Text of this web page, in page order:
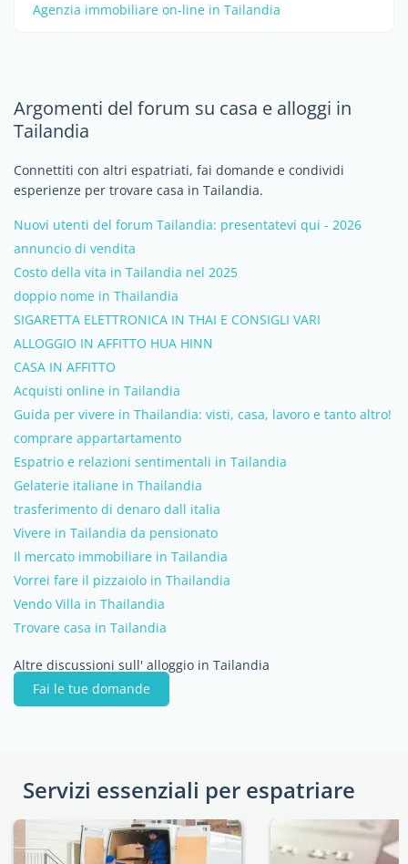
Agenzia immobiliare on-line in Tailandia
Argomenti del forum su casa e alloggi in
Tailandia
Connettiti con altri espatriati, fai domande e condividi
esperienze per trovare casa in Tailandia.
Nuovi utenti del forum Tailandia: presentatevi qui - 2026
annuncio di vendita
Costo della vita in Tailandia nel 2025
doppio nome in Thailandia
SIGARETTA ELETTRONICA IN THAI E CONSIGLI VARI
ALLOGGIO IN AFFITTO HUA HINN
CASA IN AFFITTO
Acquisti online in Tailandia
Guida per vivere in Thailandia: visti, casa, lavoro e tanto altro!
comprare appartartamento
Espatrio e relazioni sentimentali in Tailandia
Gelaterie italiane in Thailandia
trasferimento di denaro dall italia
Vivere in Tailandia da pensionato
Il mercato immobiliare in Tailandia
Vorrei fare il pizzaiolo in Thailandia
Vendo Villa in Thailandia
Trovare casa in Tailandia
Altre discussioni sull' alloggio in Tailandia
Fai le tue domande
Servizi essenziali per espatriare